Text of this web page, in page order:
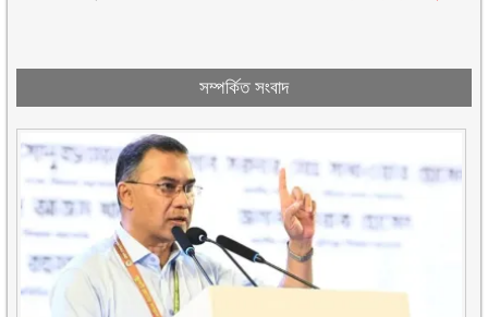
সম্পর্কিত সংবাদ